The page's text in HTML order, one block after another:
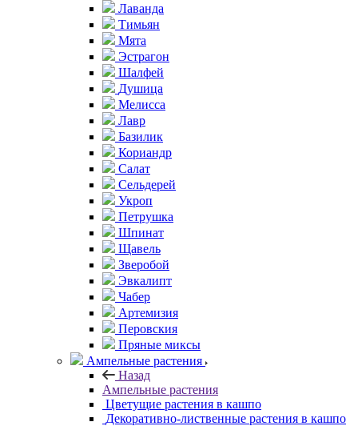
Лаванда
Тимьян
Мята
Эстрагон
Шалфей
Душица
Мелисса
Лавр
Базилик
Кориандр
Салат
Сельдерей
Укроп
Петрушка
Шпинат
Щавель
Зверобой
Эвкалипт
Чабер
Артемизия
Перовския
Пряные миксы
Ампельные растения
Назад
Ампельные растения
Цветущие растения в кашпо
Декоративно-лиственные растения в кашпо